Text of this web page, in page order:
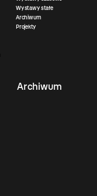
Wystawy stałe
Archiwum
Projekty
Archiwum